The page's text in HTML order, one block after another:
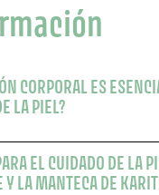
CORPORAL ES
LA PIEL?
EL CUIDADO DE LA
LA MANTECA DE